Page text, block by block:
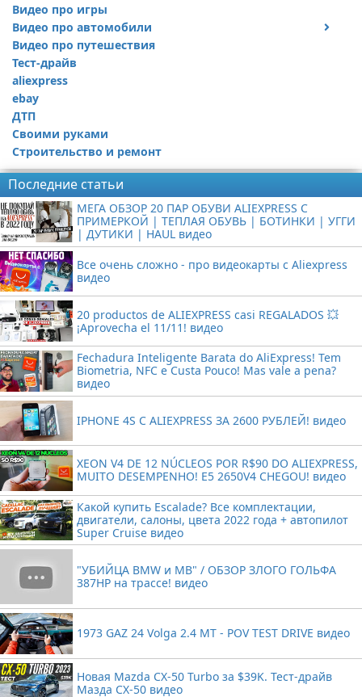
Видео про игры
Видео про автомобили
Ремонт автомобиля
Видео про путешествия
Тест-драйв
aliexpress
ebay
ДТП
Своими руками
Строительство и ремонт
Последние статьи
МЕГА ОБЗОР 20 ПАР ОБУВИ ALIEXPRESS С
ПРИМЕРКОЙ | ТЕПЛАЯ ОБУВЬ | БОТИНКИ | УГГИ
| ДУТИКИ | HAUL видео
Все очень сложно - про видеокарты с Aliexpress
видео
20 productos de ALIEXPRESS casi REGALADOS 💥
¡Aprovecha el 11/11! видео
Fechadura Inteligente Barata do AliExpress! Tem
Biometria, NFC e Custa Pouco! Mas vale a pena?
видео
IPHONE 4S С ALIEXPRESS ЗА 2600 РУБЛЕЙ! видео
XEON V4 DE 12 NÚCLEOS POR R$90 DO ALIEXPRESS,
MUITO DESEMPENHO! E5 2650V4 CHEGOU! видео
Какой купить Escalade? Все комплектации,
двигатели, салоны, цвета 2022 года + автопилот
Super Cruise видео
"УБИЙЦА BMW и MB" / ОБЗОР ЗЛОГО ГОЛЬФА
387HP на трассе! видео
1973 GAZ 24 Volga 2.4 MT - POV TEST DRIVE видео
Новая Mazda CX-50 Turbo за $39K. Тест-драйв
Мазда CX-50 видео